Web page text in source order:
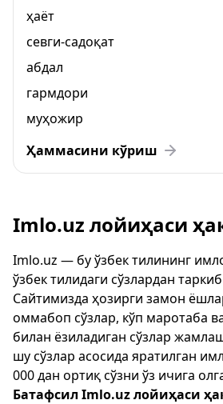
ҳаёт
севги-садоқат
абдал
гармдори
муҳожир
Ҳаммасини кўриш
Imlo.uz лойиҳаси
Imlo.uz — бу ўзбек тилининг
ўзбек тилидаги сўзлардан
Сайтимизда ҳозирги замон
оммабоп сўзлар, кўп маротаба
билан ёзиладиган сўзлар
шу сўзлар асосида яратилган
000 дан ортиқ сўзни ўз ичига
Батафсил Imlo.uz лойиҳаси